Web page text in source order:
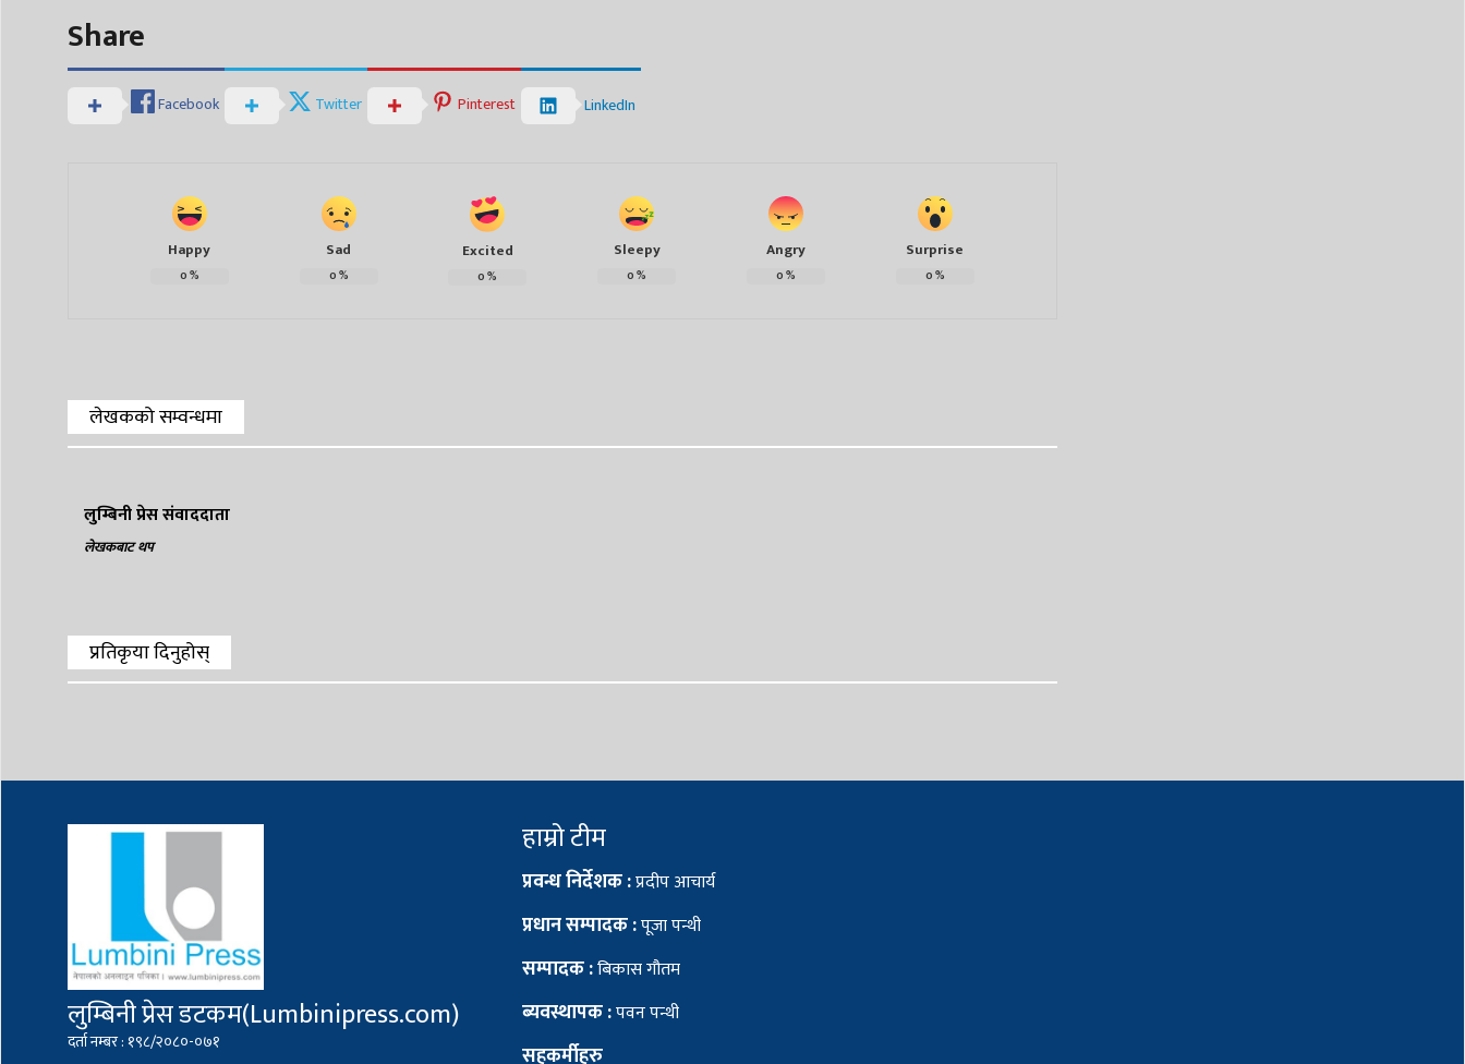
Share
Facebook Twitter Pinterest LinkedIn
Happy
0%
Sad
0%
Excited
0%
Sleepy
0%
Angry
0%
Surprise
0%
लेखकको सम्वन्धमा
लुम्बिनी प्रेस संवाददाता
लेखकबाट थप
प्रतिकृया दिनुहोस्
लुम्बिनी प्रेस डटकम(Lumbinipress.com)
दर्ता नम्बर : १९८/२०८०-०७१
हाम्रो टीम
प्रवन्ध निर्देशक :प्रदीप आचार्य
प्रधान सम्पादक :पूजा पन्थी
सम्पादक :बिकास गौतम
ब्यवस्थापक :पवन पन्थी
सहकर्मीहरु